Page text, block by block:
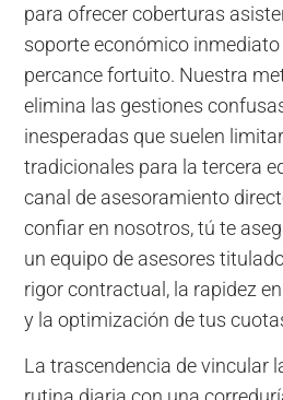
para ofrecer coberturas
soporte económico
percance fortuito. Nuestra
elimina las gestiones
inesperadas que suelen
tradicionales para la tercera
canal de asesoramiento
confiar en nosotros, tú te
un equipo de asesores
rigor contractual, la rapidez
y la optimización de tus
La trascendencia de vincular